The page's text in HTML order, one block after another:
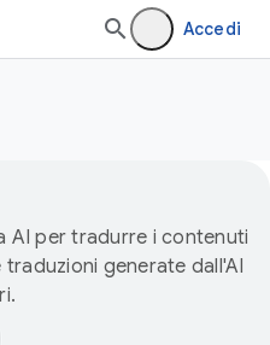
Accedi
AI per tradurre i contenuti
generate dall'AI